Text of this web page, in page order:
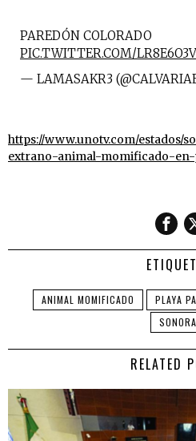
PAREDÓN COLORADO
PIC.TWITTER.COM/
— LAMASAKR3
https://www.unotv.com/estados/
extrano-animal-momificado-
ANIMAL MOMIFICADO PLAYA
SONORA
RELATED